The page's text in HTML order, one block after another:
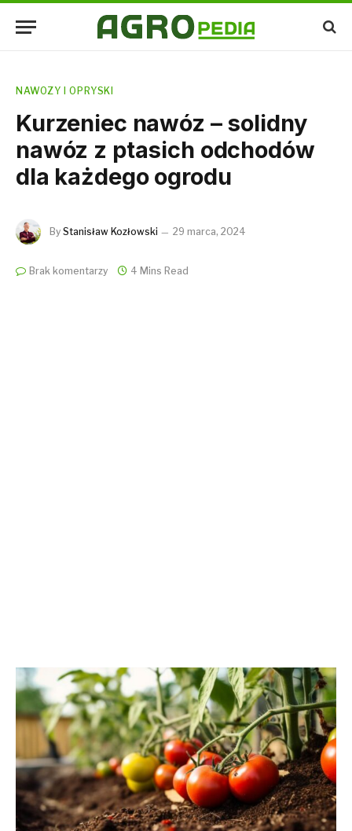
NAWOZY I OPRYSKI
Kurzeniec nawóz – solidny
nawóz z ptasich odchodów
dla każdego ogrodu
By Stanisław Kozłowski 29 marca, 2024
Brak komentarzy 4 Mins Read